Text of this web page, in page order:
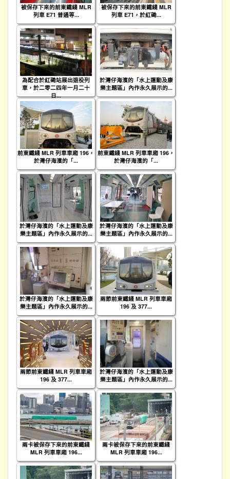
被保存下來的前東鐵綫 MLR
列車 E71 普通等...
被保存下來的前東鐵綫 MLR
列車 E71，於紅磡...
為配合於紅磡站展出退役列
車，於二零二四年一月二十
日...
於灣仔海濱的「水上運動及康
樂主題區」內作永久展示的...
前東鐵綫 MLR 列車車廂 196，
於灣仔海濱的「...
前東鐵綫 MLR 列車車廂 196，
於灣仔海濱的「...
於灣仔海濱的「水上運動及康
樂主題區」內作永久展示的...
於灣仔海濱的「水上運動及康
樂主題區」內作永久展示的...
於灣仔海濱的「水上運動及康
樂主題區」內作永久展示的...
兩節前東鐵綫 MLR 列車車廂
196 及 377...
兩節前東鐵綫 MLR 列車車廂
196 及 377...
於灣仔海濱的「水上運動及康
樂主題區」內作永久展示的...
兩卡被保存下來的前東鐵綫
MLR 列車車廂 196...
兩卡被保存下來的前東鐵綫
MLR 列車車廂 196...